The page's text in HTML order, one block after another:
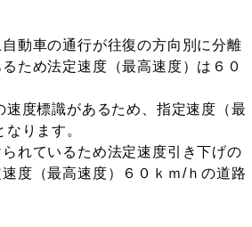
動車の通行が往復の方向別に分離
ため法定速度（最高速度）は６０
度標識があるため、指定速度（最
ります。
れているため法定速度引き下げの
度（最高速度）６０ｋｍ/ｈの道路